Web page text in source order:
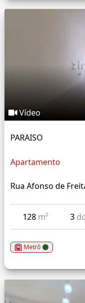
Vídeo
PARAISO
Apartamento
Rua Afonso de
128 m² 3
Metrô